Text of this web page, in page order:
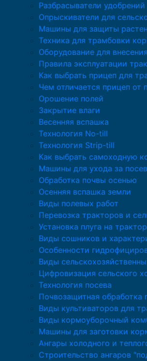
Разбрасыватели удобрений
Опрыскиватели для
Машины для защиты
Техника для трамбовки
Оборудование для
Правила эксплуатации
Как выбрать прицеп для
Чем отличается прицеп от
Орошение полей
Закрытие влаги
Весенняя вспашка
Технология No-till
Технология Strip-till
Как выбрать самоходную
Машины для ухода за
Обработка почвы осенью
Осенняя вспашка земли
Виды полевых работ
Перевозка тракторов и
Установка плуга на трактор
Виды сошников и
Особенности
Виды
Цифровизация сельского
Технология посева
Почвозащитная обработка
Виды культиваторов для
Виды кормоуборочный
Машины для заготовки
Ангары холодного и
Строительство ангаров